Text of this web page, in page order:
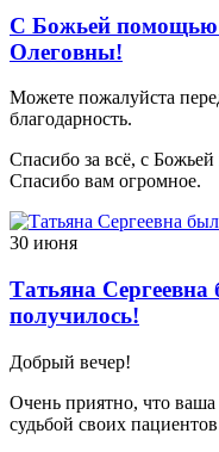
С Божьей помощью
Олеговны!
Можете пожалуйста
благодарность.
Спасибо за всё, с
Спасибо вам огромное.
30 июня
Татьяна
получилось!
Добрый вечер!
Очень приятно, что ваша
судьбой своих